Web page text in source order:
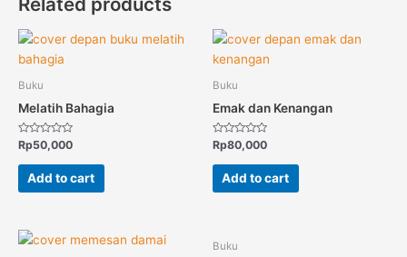
Buku
Melatih Bahagia
Rated
0
out
Rp50,000
Add to cart
Buku
Emak dan Kenangan
Rated
0
out
Rp80,000
Add to cart
Buku